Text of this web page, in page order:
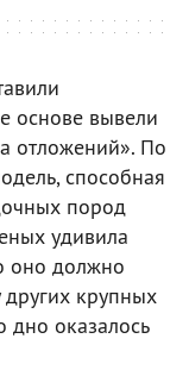
основе вывели
отложений». По
способная
пород
удивила
оно должно
крупных
дно оказалось